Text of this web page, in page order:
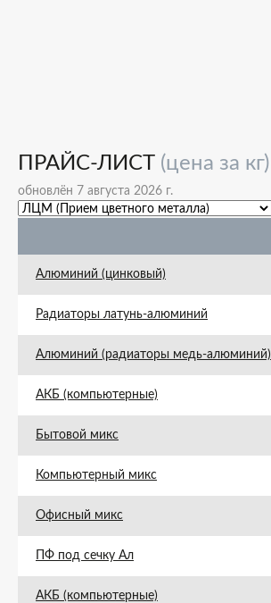
ПРАЙС-ЛИСТ (цена за кг)
обновлён 7 августа 2026 г.
Алюминий (цинковый)
Радиаторы латунь-алюминий
Алюминий (радиаторы медь-алюминий)
АКБ (компьютерные)
Бытовой микс
Компьютерный микс
Офисный микс
ПФ под сечку Ал
АКБ (компьютерные)